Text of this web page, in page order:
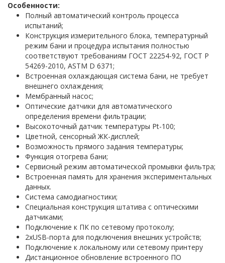
Особенности:
Полный автоматический контроль процесса
испытаний;
Конструкция измерительного блока, температурный
режим бани и процедура испытания полностью
соответствуют требованиям ГОСТ 22254-92, ГОСТ Р
54269-2010, ASTM D 6371;
Встроенная охлаждающая система бани, не требует
внешнего охлаждения;
Мембранный насос;
Оптические датчики для автоматического
определения времени фильтрации;
Высокоточный датчик температуры Pt-100;
Цветной, сенсорный ЖК-дисплей;
Возможность прямого задания температуры;
Функция отогрева бани;
Сервисный режим автоматической промывки фильтра;
Встроенная память для хранения экспериментальных
данных.
Система самодиагностики;
Специальная конструкция штатива с оптическими
датчиками;
Подключение к ПК по сетевому протоколу;
2хUSB-порта для подключения внешних устройств;
Подключение к локальному или сетевому принтеру
Дистанционное обновление встроенного ПО